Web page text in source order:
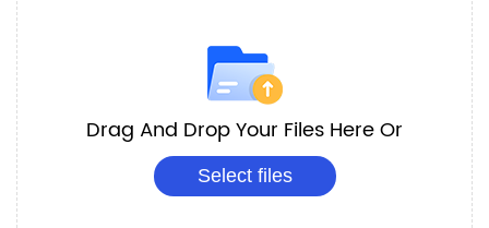
Drag And Drop Your Files Here Or
Select files